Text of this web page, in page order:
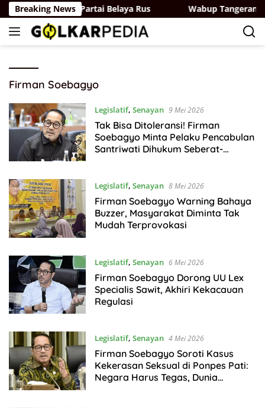
Langsung
ke
konten
Breaking News
Partai Golkar-Partai Belaya Rus Wabup Tangerang
Firman Soebagyo
Legislatif, Senayan 9 Mei 2026
Tak Bisa Ditoleransi! Firman
Soebagyo Minta Pelaku Pencabulan
Santriwati Dihukum Seberat-
Legislatif, Senayan 8 Mei 2026
Firman Soebagyo Warning Bahaya
Buzzer, Masyarakat Diminta Tak
Mudah Terprovokasi
Legislatif, Senayan 6 Mei 2026
Firman Soebagyo Dorong UU Lex
Specialis Sawit, Akhiri Kekacauan
Regulasi
Legislatif, Senayan 4 Mei 2026
Firman Soebagyo Soroti Kasus
Kekerasan Seksual di Ponpes Pati:
Negara Harus Tegas, Dunia